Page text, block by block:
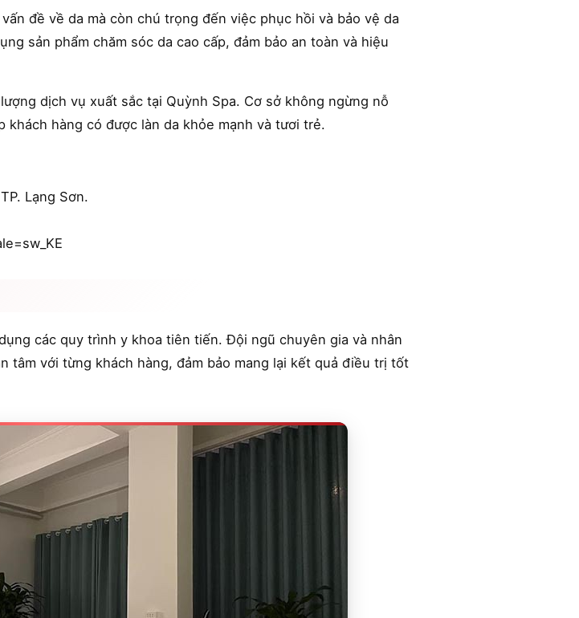
đề về da mà còn chú trọng đến việc phục hồi và bảo vệ da
sản phẩm chăm sóc da cao cấp, đảm bảo an toàn và hiệu
dịch vụ xuất sắc tại Quỳnh Spa. Cơ sở không ngừng nỗ
hàng có được làn da khỏe mạnh và tươi trẻ.
Lạng Sơn.
các quy trình y khoa tiên tiến. Đội ngũ chuyên gia và nhân
tâm với từng khách hàng, đảm bảo mang lại kết quả điều trị tốt